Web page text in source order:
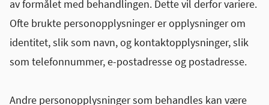
av formålet med behandlingen. Dette vil derfor variere.
Ofte brukte personopplysninger er opplysninger om
identitet, slik som navn, og kontaktopplysninger, slik
som telefonnummer, e-postadresse og postadresse.
Andre personopplysninger som behandles kan være